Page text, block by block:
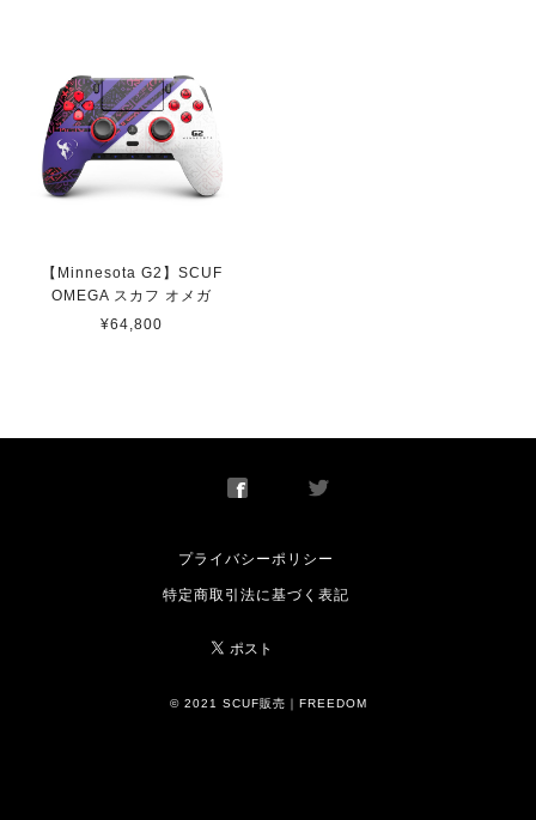
に嬉しく思っています。 不具合の際は修理も受け付けて
くれると言う事で、今後も安心して使用出来ます。 かな
り良心的なショップだと思います。
2022/05/24
【Minnesota G2】SCUF
OMEGA スカフ オメガ
¥64,800
プライバシーポリシー
特定商取引法に基づく表記
© 2021 SCUF販売｜FREEDOM